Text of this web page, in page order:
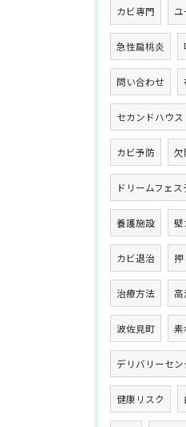
カビ専門 ユ
急性扁桃炎
問い合わせ
セカンドハウス
カビ予防 欠
ドリームフェス
養護施設 壁
カビ退治 押
治療方法 高
波佐見町 素
デリバリーセン
健康リスク